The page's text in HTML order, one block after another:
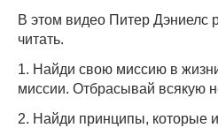
В этом видео Питер Дэниелс
читать.
1. Найди свою миссию в
миссии. Отбрасывай всякую
2. Найди принципы, которые